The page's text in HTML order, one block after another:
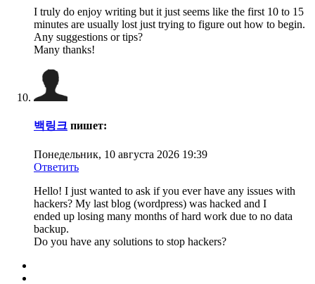
I truly do enjoy writing but it just seems like the first 10 to 15
minutes are usually lost just trying to figure out how to begin.
Any suggestions or tips?
Many thanks!
백링크 пишет:
Понедельник, 10 августа 2026 19:39
Ответить
Hello! I just wanted to ask if you ever have any issues with
hackers? My last blog (wordpress) was hacked and I
ended up losing many months of hard work due to no data
backup.
Do you have any solutions to stop hackers?